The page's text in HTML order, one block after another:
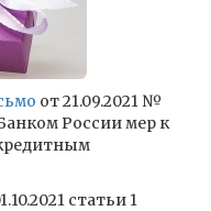
от 21.09.2021 №
России мер к
статьи 1